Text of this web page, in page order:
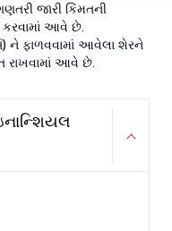
જારી કિંમતની
કરવામાં આવે છે.
ને ફાળવવામાં આવેલા શેરને
રાખવામાં આવે છે.